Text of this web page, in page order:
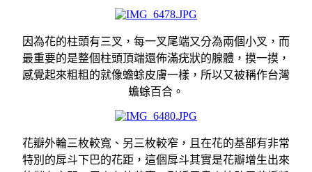
因為花的柱頭有三叉，每一叉尾端又分為兩個小叉，而
最重要的是整個柱頭頂端還佈滿疣狀的腺體，摸一摸，
感覺起來粗粗的就像蟾蜍皮膚一樣，所以又被稱作台灣
蟾蜍百合。
花瓣外輪三枚較寬、另三枚較窄，且在花的基部有非常
特別的戽斗下巴的花距，這個戽斗其實是花瓣增生出來